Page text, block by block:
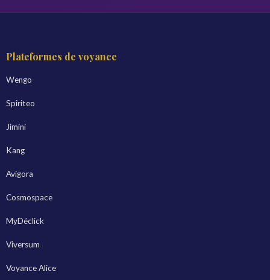
Plateformes de voyance
Wengo
Spiriteo
Jimini
Kang
Avigora
Cosmospace
MyDéclick
Viversum
Voyance Alice